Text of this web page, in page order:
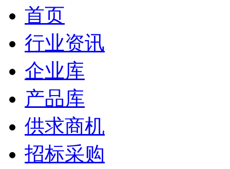
首页
行业资讯
企业库
产品库
供求商机
招标采购